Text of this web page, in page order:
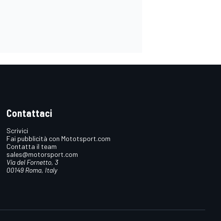
Contattaci
Scrivici
Fai pubblicità con Mototsport.com
Contatta il team
sales@motorsport.com
Via del Fornetto, 3
00149 Roma, Italy